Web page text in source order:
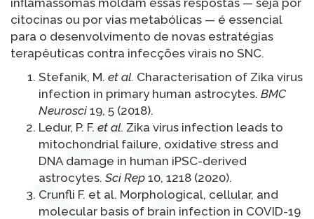
citocinas ou por vias metabólicas — é essencial
para o desenvolvimento de novas estratégias
terapêuticas contra infecções virais no SNC.
Stefanik, M. et al. Characterisation of Zika virus
infection in primary human astrocytes. BMC
Neurosci 19, 5 (2018).
Ledur, P. F. et al. Zika virus infection leads to
mitochondrial failure, oxidative stress and
DNA damage in human iPSC-derived
astrocytes. Sci Rep 10, 1218 (2020).
Crunfli F. et al. Morphological, cellular, and
molecular basis of brain infection in COVID-19